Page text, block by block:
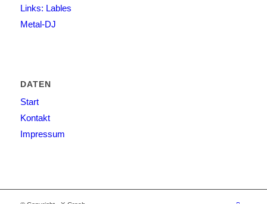
Links: Lables
Metal-DJ
DATEN
Start
Kontakt
Impressum